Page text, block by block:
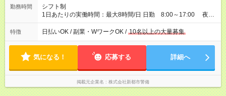
勤務時間
シフト制
1日あたりの実働時間：最大8時間/日 日勤 8:00～17:00 夜
勤 20:00～05:00 ※実働8時間 休憩1時間 週２～３日からＯＫ
（但し平日２日間以上勤務できる方）
特徴 日払いOK / 副業・WワークOK / 10名以上の大量募集
気になる！ 応募する 詳細へ
掲載元企業名 株式会社新都市警備